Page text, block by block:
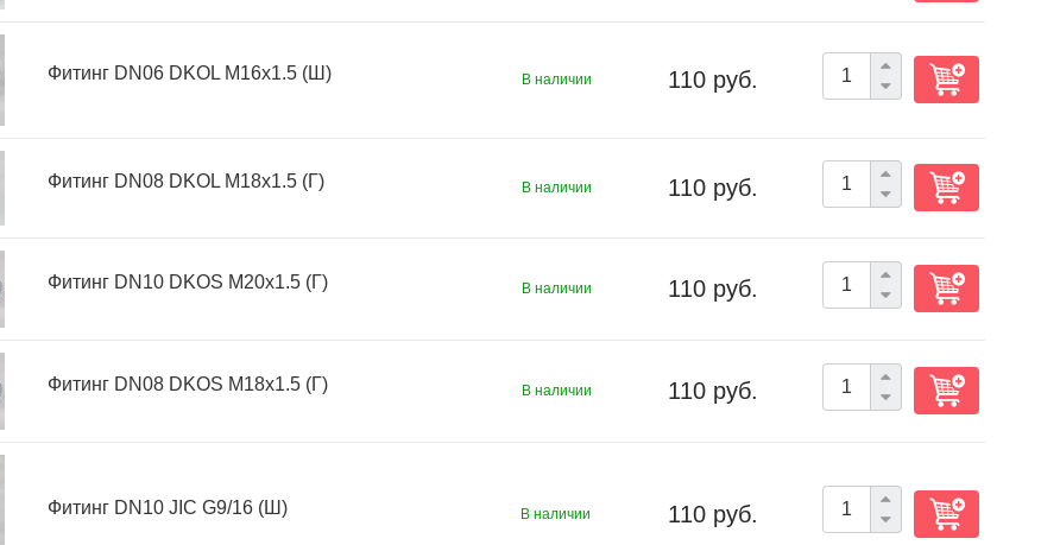
Фитинг DN06 DKOL M16x1.5 (Ш) В наличии 110 руб.
Фитинг DN08 DKOL M18x1.5 (Г) В наличии 110 руб.
Фитинг DN10 DKOS M20x1.5 (Г) В наличии 110 руб.
Фитинг DN08 DKOS M18x1.5 (Г) В наличии 110 руб.
Фитинг DN10 JIC G9/16 (Ш) В наличии 110 руб.